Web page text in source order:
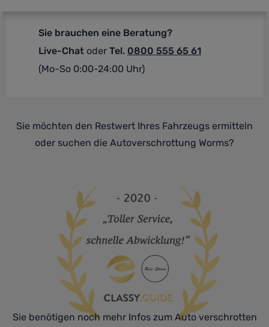
Sie brauchen eine Beratung?
Live-Chat oderTel. 0800 555 65 61
(Mo-So 0:00-24:00 Uhr)
Sie möchten den Restwert Ihres Fahrzeugs ermitteln
oder suchen die Autoverschrottung Worms?
Sie benötigen noch mehr Infos zum Auto verschrotten